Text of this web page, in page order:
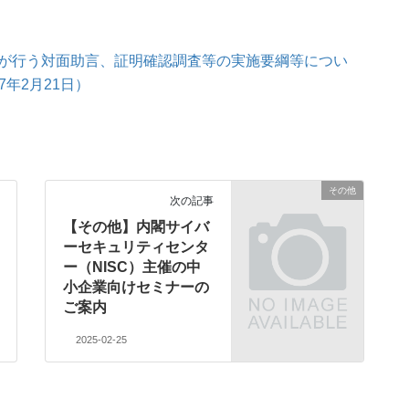
行う対面助言、証明確認調査等の実施要綱等につい
2月21日）
その他
次の記事
【その他】内閣サイバ
ーセキュリティセンタ
ー（NISC）主催の中
小企業向けセミナーの
ご案内
2025-02-25